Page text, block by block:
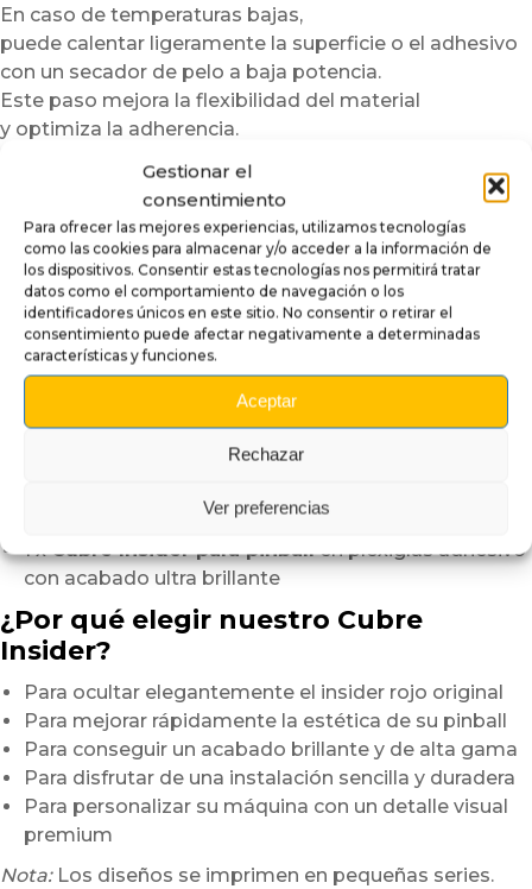
Gestionar el
consentimiento
Para ofrecer las mejores experiencias, utilizamos tecnologías
como las cookies para almacenar y/o acceder a la información de
los dispositivos. Consentir estas tecnologías nos permitirá tratar
datos como el comportamiento de navegación o los
identificadores únicos en este sitio. No consentir o retirar el
consentimiento puede afectar negativamente a determinadas
características y funciones.
Aceptar
Rechazar
Ver preferencias
En caso de temperaturas bajas,
puede calentar ligeramente la superficie o el adhesivo
con un secador de pelo a baja potencia.
Este paso mejora la flexibilidad del material
y optimiza la adherencia.
Una vez colocado, aplique progresivamente el cubre
insider
ejerciendo una presión suave y uniforme
desde el centro hacia los bordes.
Este método ayuda a evitar burbujas de aire
y permite obtener un acabado perfectamente limpio.
En solo unos minutos, su pinball gana en elegancia
en la apariencia general de la máquina.
Contenido del paquete:
1 xCubre Insider para pinballen plexiglás adhesivo
con acabado ultra brillante
¿Por qué elegir nuestro Cubre
Insider?
Para ocultar elegantemente el insider rojo original
Para mejorar rápidamente la estética de su pinball
Para conseguir un acabado brillante y de alta gama
Para disfrutar de una instalación sencilla y duradera
Para personalizar su máquina con un detalle visual
premium
Nota:Los diseños se imprimen en pequeñas series.